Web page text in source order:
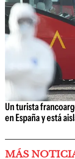
Un turista
en España y está
MÁS